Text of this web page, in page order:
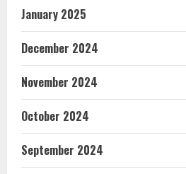
January 2025
December 2024
November 2024
October 2024
September 2024